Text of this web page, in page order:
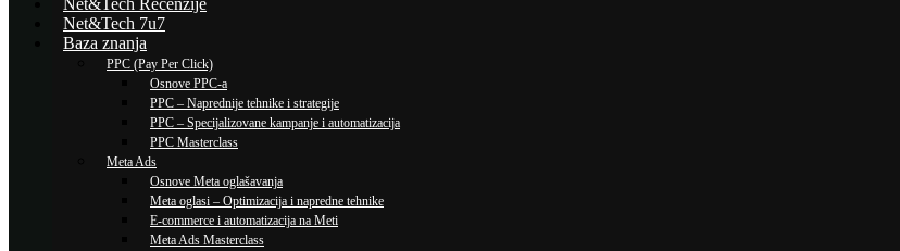
Net&Tech Recenzije
Net&Tech 7u7
Baza znanja
PPC (Pay Per Click)
Osnove PPC-a
PPC – Naprednije tehnike i strategije
PPC – Specijalizovane kampanje i automatizacija
PPC Masterclass
Meta Ads
Osnove Meta oglašavanja
Meta oglasi – Optimizacija i napredne tehnike
E-commerce i automatizacija na Meti
Meta Ads Masterclass